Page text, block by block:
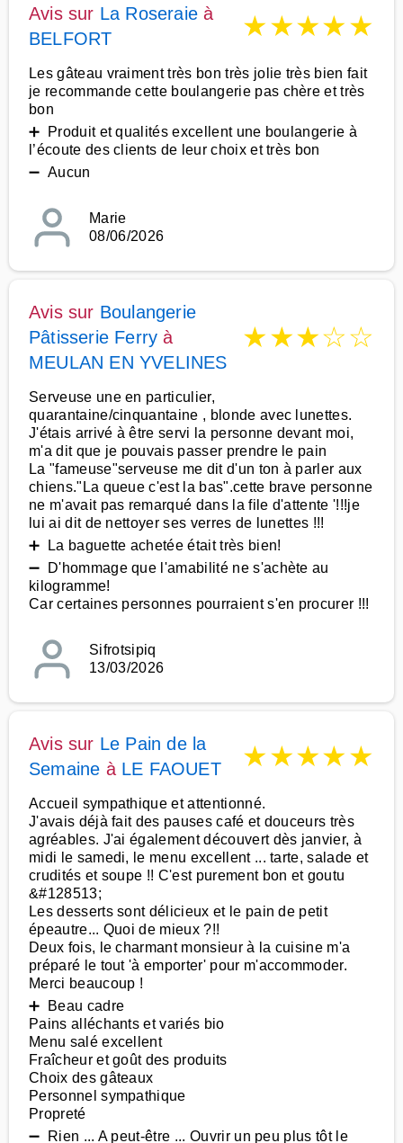
Avis sur La Roseraie à
BELFORT
★★★★★
Les gâteau vraiment très bon très jolie très bien fait
je recommande cette boulangerie pas chère et très
bon
➕ Produit et qualités excellent une boulangerie à
l’écoute des clients de leur choix et très bon
➖ Aucun
Marie
08/06/2026
Avis sur Boulangerie
Pâtisserie Ferry à
MEULAN EN YVELINES
★★★☆☆
Serveuse une en particulier,
quarantaine/cinquantaine , blonde avec lunettes.
J'étais arrivé à être servi la personne devant moi,
m'a dit que je pouvais passer prendre le pain
La "fameuse"serveuse me dit d'un ton à parler aux
chiens."La queue c'est la bas".cette brave personne
ne m'avait pas remarqué dans la file d'attente '!!!je
lui ai dit de nettoyer ses verres de lunettes !!!
➕ La baguette achetée était très bien!
➖ D'hommage que l'amabilité ne s'achète au
kilogramme!
Car certaines personnes pourraient s'en procurer !!!
Sifrotsipiq
13/03/2026
Avis sur Le Pain de la
Semaine à LE FAOUET ★★★★★
Accueil sympathique et attentionné.
J'avais déjà fait des pauses café et douceurs très
agréables. J'ai également découvert dès janvier, à
midi le samedi, le menu excellent ... tarte, salade et
crudités et soupe !! C'est purement bon et goutu
&#128513;
Les desserts sont délicieux et le pain de petit
épeautre... Quoi de mieux ?!!
Deux fois, le charmant monsieur à la cuisine m'a
préparé le tout 'à emporter' pour m'accommoder.
Merci beaucoup !
➕ Beau cadre
Pains alléchants et variés bio
Menu salé excellent
Fraîcheur et goût des produits
Choix des gâteaux
Personnel sympathique
Propreté
➖ Rien ... A peut-être ... Ouvrir un peu plus tôt le